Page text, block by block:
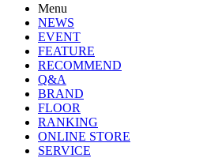
Menu
NEWS
EVENT
FEATURE
RECOMMEND
Q&A
BRAND
FLOOR
RANKING
ONLINE STORE
SERVICE